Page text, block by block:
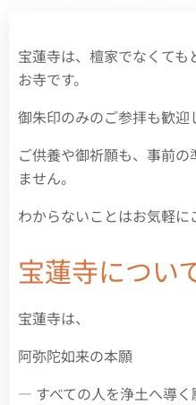
宝蓮寺は、檀家でなくて
お寺です。
御朱印のみのご参拝も歓迎
ご供養や御祈願も、事前
ません。
わからないことはお気軽に
宝蓮寺につい
宝蓮寺は、
阿弥陀如来の本願
― すべての人を浄土へ導